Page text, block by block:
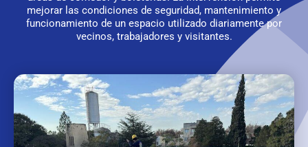
mejorar las condiciones de seguridad, mantenimiento y
funcionamiento de un espacio utilizado diariamente por
vecinos, trabajadores y visitantes.